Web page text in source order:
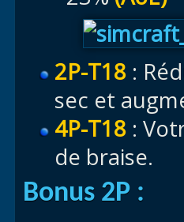
2P-T18 :
sec et
4P-T18 :
de braise.
Bonus 2P :